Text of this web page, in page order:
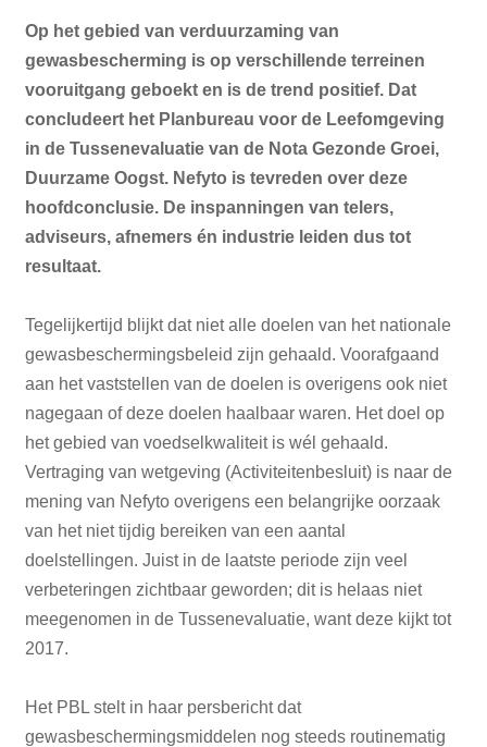
Op het gebied van verduurzaming van
gewasbescherming is op verschillende terreinen
vooruitgang geboekt en is de trend positief. Dat
concludeert het Planbureau voor de Leefomgeving
in de Tussenevaluatie van de Nota Gezonde Groei,
Duurzame Oogst. Nefyto is tevreden over deze
hoofdconclusie. De inspanningen van telers,
adviseurs, afnemers én industrie leiden dus tot
resultaat.
Tegelijkertijd blijkt dat niet alle doelen van het nationale
gewasbeschermingsbeleid zijn gehaald. Voorafgaand
aan het vaststellen van de doelen is overigens ook niet
nagegaan of deze doelen haalbaar waren. Het doel op
het gebied van voedselkwaliteit is wél gehaald.
Vertraging van wetgeving (Activiteitenbesluit) is naar de
mening van Nefyto overigens een belangrijke oorzaak
van het niet tijdig bereiken van een aantal
doelstellingen. Juist in de laatste periode zijn veel
verbeteringen zichtbaar geworden; dit is helaas niet
meegenomen in de Tussenevaluatie, want deze kijkt tot
2017.
Het PBL stelt in haar persbericht dat
gewasbeschermingsmiddelen nog steeds routinematig